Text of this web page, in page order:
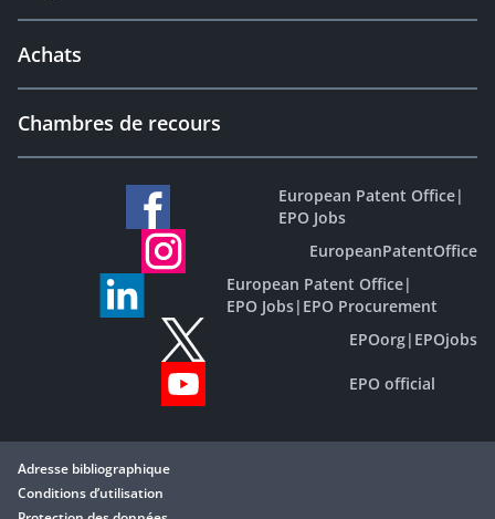
Achats
Chambres de recours
European Patent Office|
EPO Jobs
EuropeanPatentOffice
European Patent Office|
EPO Jobs| EPO Procurement
EPOorg| EPOjobs
EPO official
Adresse bibliographique
Conditions d’utilisation